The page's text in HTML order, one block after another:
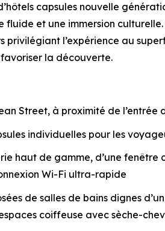
capsules nouvelle
fluide et une immersion
l’expérience au
la découverte.
Street, à proximité de
individuelles pour les
haut de gamme, d’une
Wi-Fi ultra-rapide
de salles de bains dignes
coiffeuse avec sèche-